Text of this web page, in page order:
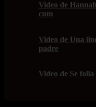
Video de
cum
Video de Una
padre
Video de Se